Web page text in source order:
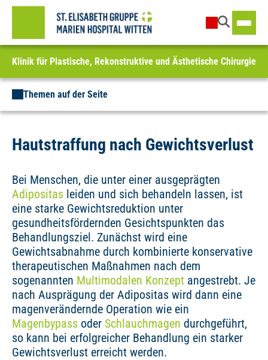
Klinik für Plastische, Rekonstruktive und Ästhetische Chirurgie
Themen auf der Seite
Hautstraffung nach Gewichtsverlust
Bei Menschen, die unter einer ausgeprägten
Adipositas leiden und sich behandeln lassen, ist
eine starke Gewichtsreduktion unter
gesundheitsfördernden Gesichtspunkten das
Behandlungsziel. Zunächst wird eine
Gewichtsabnahme durch kombinierte konservative
therapeutischen Maßnahmen nach dem
sogenannten Multimodalen Konzept angestrebt. Je
nach Ausprägung der Adipositas wird dann eine
magenverändernde Operation wie ein
Magenbypass oder Schlauchmagen durchgeführt,
so kann bei erfolgreicher Behandlung ein starker
Gewichtsverlust erreicht werden.